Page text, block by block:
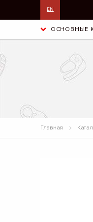
EN
ОСНОВНЫЕ
Главная